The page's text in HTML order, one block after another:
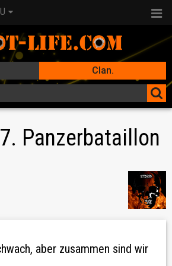
Clan.
Panzerbataillon
aber zusammen sind wir